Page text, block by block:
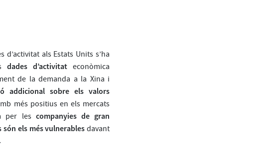
als Estats Units s’ha
dades d’activitat econòmica
de la demanda a la Xina i
addicional sobre els valors
més positius en els mercats
per les companyies de gran
són els més vulnerables davant